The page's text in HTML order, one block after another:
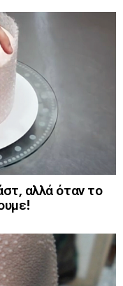
αλλά όταν το